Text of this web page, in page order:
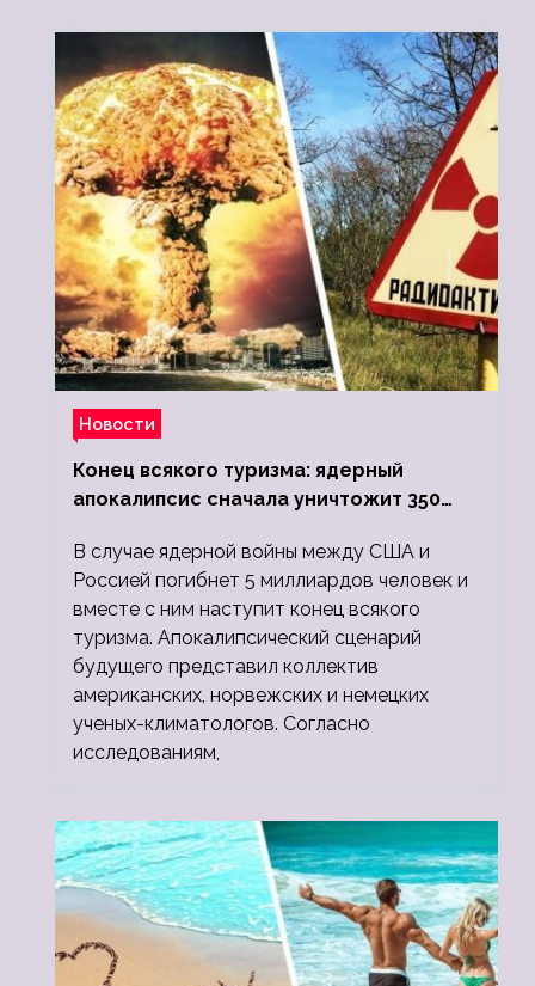
Новости
Конец всякого туризма: ядерный
апокалипсис сначала уничтожит 350
людей
В случае ядерной войны между США и
Россией погибнет 5 миллиардов человек и
вместе с ним наступит конец всякого
туризма. Апокалипсический сценарий
будущего представил коллектив
американских, норвежских и немецких
ученых-климатологов. Согласно
исследованиям,